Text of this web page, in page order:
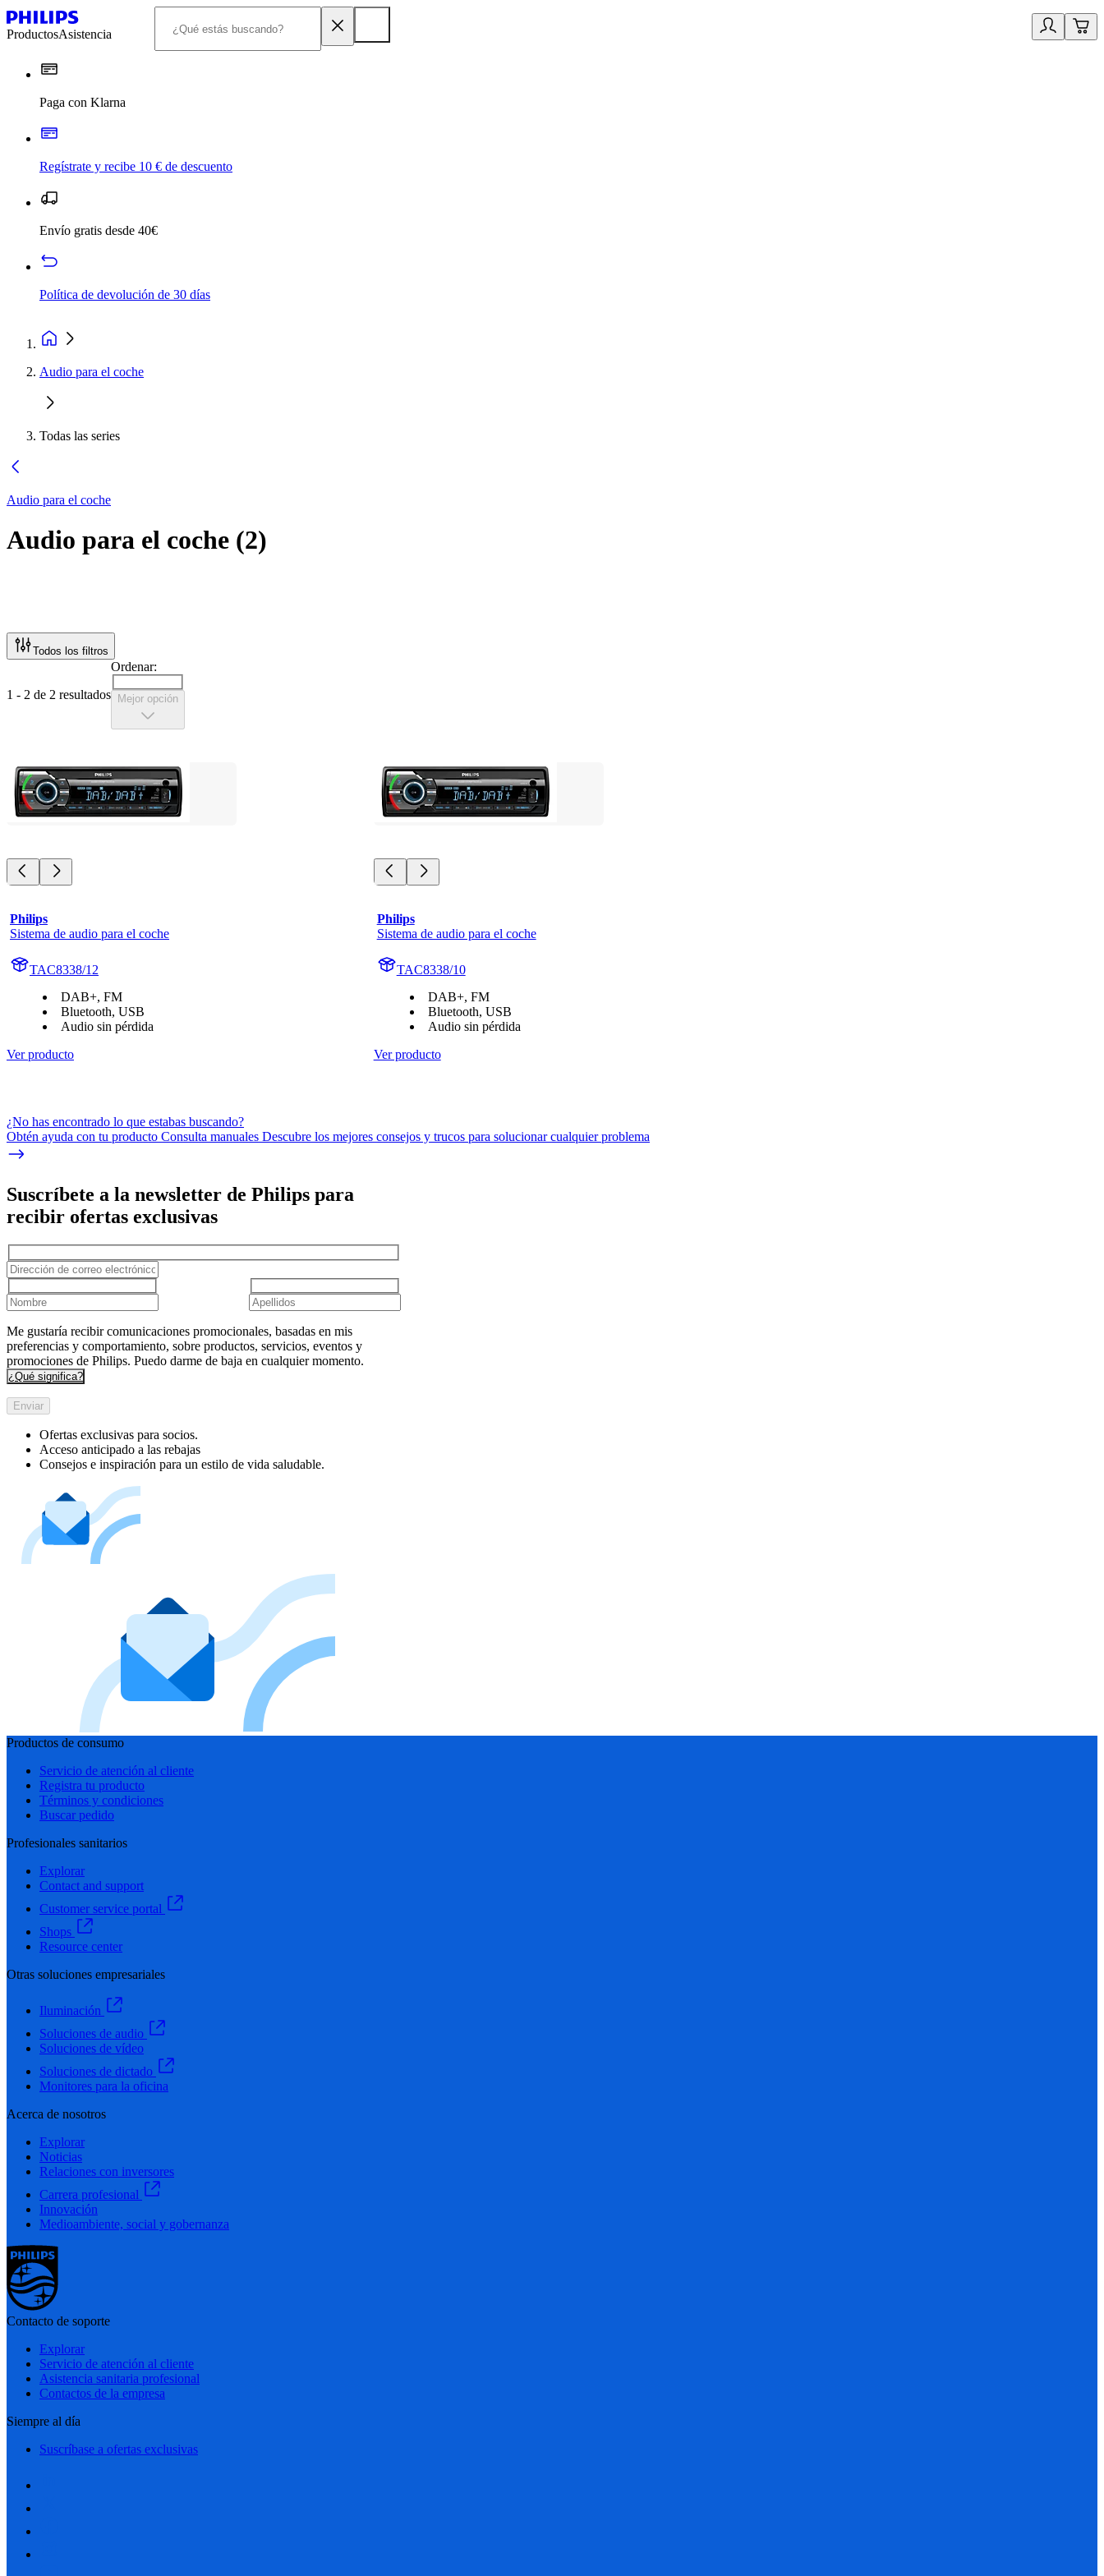
ProductosAsistencia
Paga con Klarna
Regístrate y recibe 10 € de descuento
Envío gratis desde 40€
Política de devolución de 30 días
Audio para el coche
Todas las series
Audio para el coche
Audio para el coche (2)
Todos los filtros
1 - 2 de 2 resultados
Ordenar:
Mejor opción
Philips
Sistema de audio para el coche
TAC8338/12
DAB+, FM
Bluetooth, USB
Audio sin pérdida
Ver producto
Philips
Sistema de audio para el coche
TAC8338/10
DAB+, FM
Bluetooth, USB
Audio sin pérdida
Ver producto
¿No has encontrado lo que estabas buscando?
Obtén ayuda con tu producto Consulta manuales Descubre los mejores consejos y trucos para solucionar cualquier problema
Suscríbete a la newsletter de Philips para
recibir ofertas exclusivas
Me gustaría recibir comunicaciones promocionales, basadas en mis
preferencias y comportamiento, sobre productos, servicios, eventos y
promociones de Philips. Puedo darme de baja en cualquier momento.
¿Qué significa?
Enviar
Ofertas exclusivas para socios.
Acceso anticipado a las rebajas
Consejos e inspiración para un estilo de vida saludable.
Productos de consumo
Servicio de atención al cliente
Registra tu producto
Términos y condiciones
Buscar pedido
Profesionales sanitarios
Explorar
Contact and support
Customer service portal
Shops
Resource center
Otras soluciones empresariales
Iluminación
Soluciones de audio
Soluciones de vídeo
Soluciones de dictado
Monitores para la oficina
Acerca de nosotros
Explorar
Noticias
Relaciones con inversores
Carrera profesional
Innovación
Medioambiente, social y gobernanza
Contacto de soporte
Explorar
Servicio de atención al cliente
Asistencia sanitaria profesional
Contactos de la empresa
Siempre al día
Suscríbase a ofertas exclusivas